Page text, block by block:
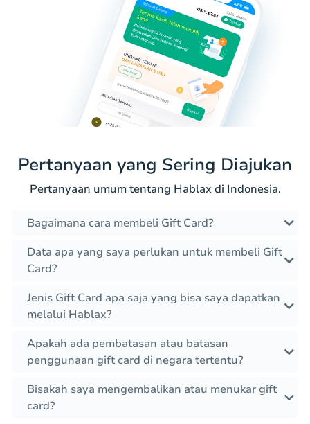
Pertanyaan yang Sering Diajukan
Pertanyaan umum tentang Hablax di Indonesia.
Bagaimana cara membeli Gift Card?
Data apa yang saya perlukan untuk membeli Gift
Card?
Jenis Gift Card apa saja yang bisa saya dapatkan
melalui Hablax?
Apakah ada pembatasan atau batasan
penggunaan gift card di negara tertentu?
Bisakah saya mengembalikan atau menukar gift
card?